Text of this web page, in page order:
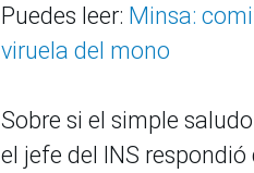
Puedes leer: Minsa:
viruela del mono
Sobre si el simple
el jefe del INS